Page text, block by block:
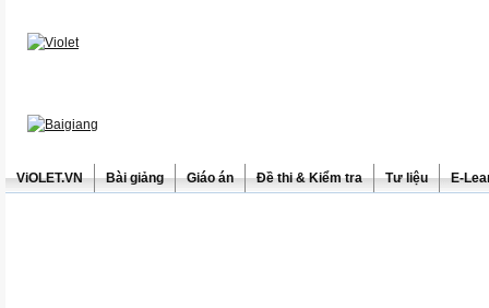
ViOLET.VN Bài giảng Giáo án Đề thi & Kiểm tra Tư liệu E-